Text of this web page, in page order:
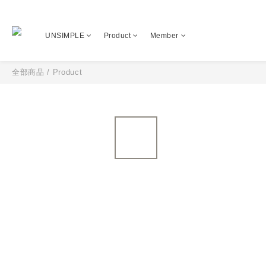
UNSIMPLE Product Member
全部商品 / Product